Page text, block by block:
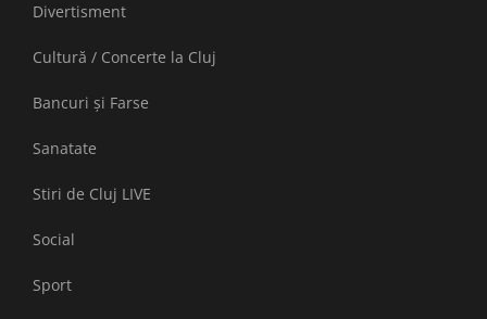
Divertisment
Cultură / Concerte la Cluj
Bancuri și Farse
Sanatate
Stiri de Cluj LIVE
Social
Sport